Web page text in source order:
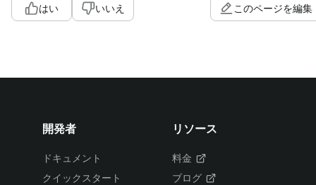
はい いいえ このページを編集
開発者
ドキュメント
クイックスタート
リソース
料金
ブログ